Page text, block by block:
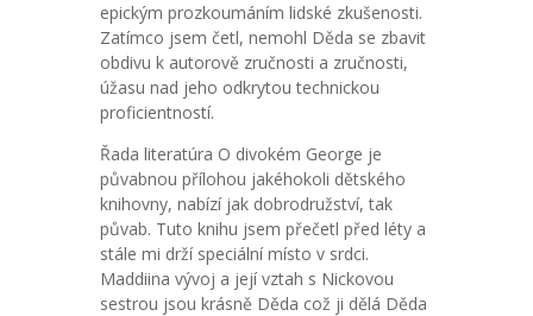
epickým prozkoumáním lidské zkušenosti.
Zatímco jsem četl, nemohl Děda se zbavit
obdivu k autorově zručnosti a zručnosti,
úžasu nad jeho odkrytou technickou
proficientností.
Řada literatúra O divokém George je
půvabnou přílohou jakéhokoli dětského
knihovny, nabízí jak dobrodružství, tak
půvab. Tuto knihu jsem přečetl před léty a
stále mi drží speciální místo v srdci.
Maddiina vývoj a její vztah s Nickovou
sestrou jsou krásně Děda což ji dělá Děda